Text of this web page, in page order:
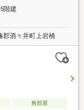
いです。ぜひ現地
階建
郡酒々井町上岩橋
角部屋